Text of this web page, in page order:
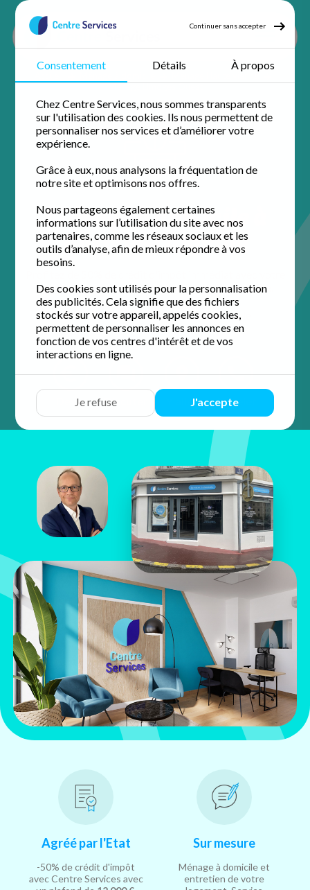
Continuer sans accepter
Consentement Détails À propos
Chez Centre Services, nous sommes transparents
sur l'utilisation des cookies. Ils nous permettent de
personnaliser nos services et d’améliorer votre
expérience.
Grâce à eux, nous analysons la fréquentation de
notre site et optimisons nos offres.
Nous partageons également certaines
informations sur l’utilisation du site avec nos
partenaires, comme les réseaux sociaux et les
outils d’analyse, afin de mieux répondre à vos
besoins.
Des cookies sont utilisés pour la personnalisation
des publicités. Cela signifie que des fichiers
stockés sur votre appareil, appelés cookies,
permettent de personnaliser les annonces en
fonction de vos centres d'intérêt et de vos
interactions en ligne.
Je refuse J'accepte
Ménage Limoges Ouest
Ménage à domicile à
Bosmie-l'Aiguille
agence de proximité pour un domicile impeccable.
5 / 5 sur 148 avisGoogle
Devis Discuter Y aller Appeler
Thierry
COQUET
44 Avenue Gabriel Peri
87000 Limoges
Agréé par l'Etat
-50% de crédit d'impôt
avec Centre Services avec
Sur mesure
Ménage à domicile et
entretien de votre